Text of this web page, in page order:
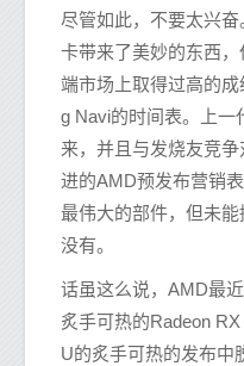
尽管如此，不要太兴
卡带来了美妙的东西
端市场上取得过高的
g Navi的时间表。上一
来，并且与发烧友竞
进的AMD预发布营销
最伟大的部件，但未
没有。
话虽这么说，AMD最
炙手可热的Radeon
U的炙手可热的发布中